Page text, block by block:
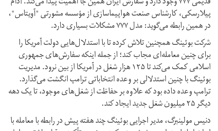
پیلارسکی، کارشناس صنعت هواپیماسازی از مؤسسه مشورتی "آویتاس"،
در همین رابطه می‌گوید: مدل ۷۷۷ مشکلات بسیاری دارد.
شرکت بوئینگ همچنین تلاش کرده تا با استدلال‌هایی دولت آمریکا را
برای چنین معامله‌ای مجاب کند؛ از جمله اینکه سفارش‌های جمهوری
اسلامی کمک می‌کند تا ۱۲۵ هزار شغل در آمریکا از بین نرود. مدیریت
بوئینگ با چنین استدلالی بر وعده انتخاباتی ترامپ انگشت می‌گذارد.
ترامپ وعده داده بود که علاوه بر حفاظت از شغل‌های موجود، تا یک دهه
دیگر ۲۵ میلیون شغل جدید ایجاد کند.
دنیس مولینبرگ، مدیر اجرایی بوئینگ چند هفته پیش در رابطه با معامله با